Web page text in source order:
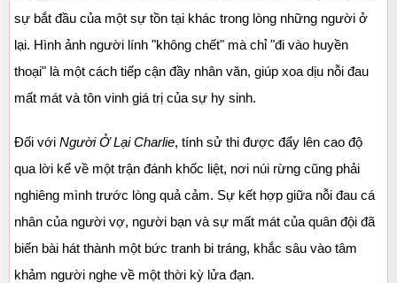
sự bắt đầu của một sự tồn tại khác trong lòng những người ở
lại. Hình ảnh người lính "không chết" mà chỉ "đi vào huyền
thoại" là một cách tiếp cận đầy nhân văn, giúp xoa dịu nỗi đau
mất mát và tôn vinh giá trị của sự hy sinh.
Đối với Người Ở Lại Charlie, tính sử thi được đẩy lên cao độ
qua lời kể về một trận đánh khốc liệt, nơi núi rừng cũng phải
nghiêng mình trước lòng quả cảm. Sự kết hợp giữa nỗi đau cá
nhân của người vợ, người bạn và sự mất mát của quân đội đã
biến bài hát thành một bức tranh bi tráng, khắc sâu vào tâm
khảm người nghe về một thời kỳ lửa đạn.